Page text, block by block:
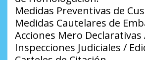
Medidas Preventivas de
Medidas Cautelares de
Acciones Mero Declarativas
Inspecciones Judiciales /